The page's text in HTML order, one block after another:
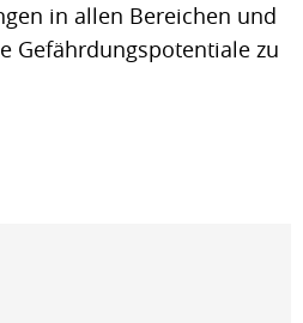
in allen Bereichen und
Gefährdungspotentiale zu